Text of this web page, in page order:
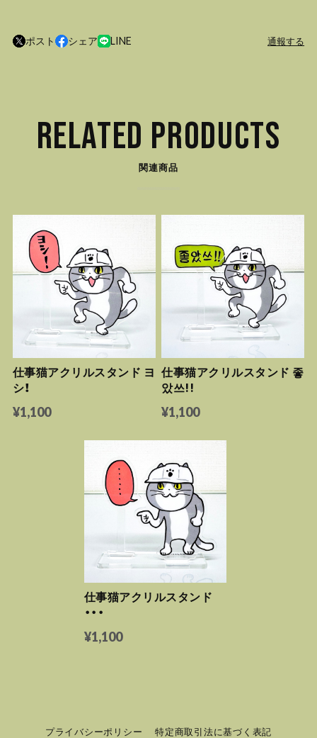
ポスト シェア LINE 通報する
RELATED PRODUCTS
関連商品
仕事猫アクリルスタンド ヨ
シ！
¥1,100
仕事猫アクリルスタンド 좋
았쓰!!
¥1,100
仕事猫アクリルスタンド
・・・
¥1,100
プライバシーポリシー 特定商取引法に基づく表記